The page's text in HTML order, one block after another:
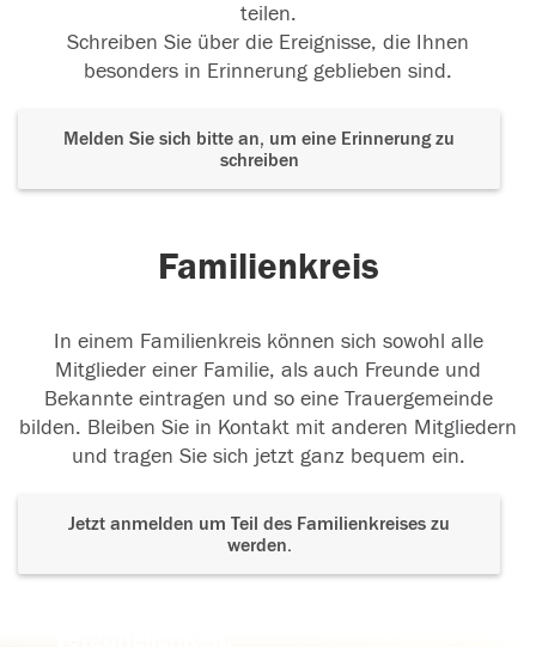
teilen.
Schreiben Sie über die Ereignisse, die Ihnen
besonders in Erinnerung geblieben sind.
Melden Sie sich bitte an, um eine Erinnerung zu
schreiben
Familienkreis
In einem Familienkreis können sich sowohl alle
Mitglieder einer Familie, als auch Freunde und
Bekannte eintragen und so eine Trauergemeinde
bilden. Bleiben Sie in Kontakt mit anderen Mitgliedern
und tragen Sie sich jetzt ganz bequem ein.
Jetzt anmelden um Teil des Familienkreises zu
werden.